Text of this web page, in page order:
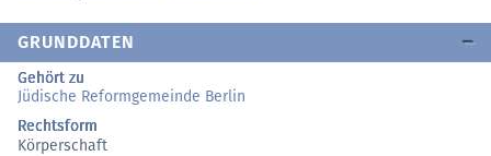
GRUNDDATEN
Gehört zu
Jüdische Reformgemeinde Berlin
Rechtsform
Körperschaft